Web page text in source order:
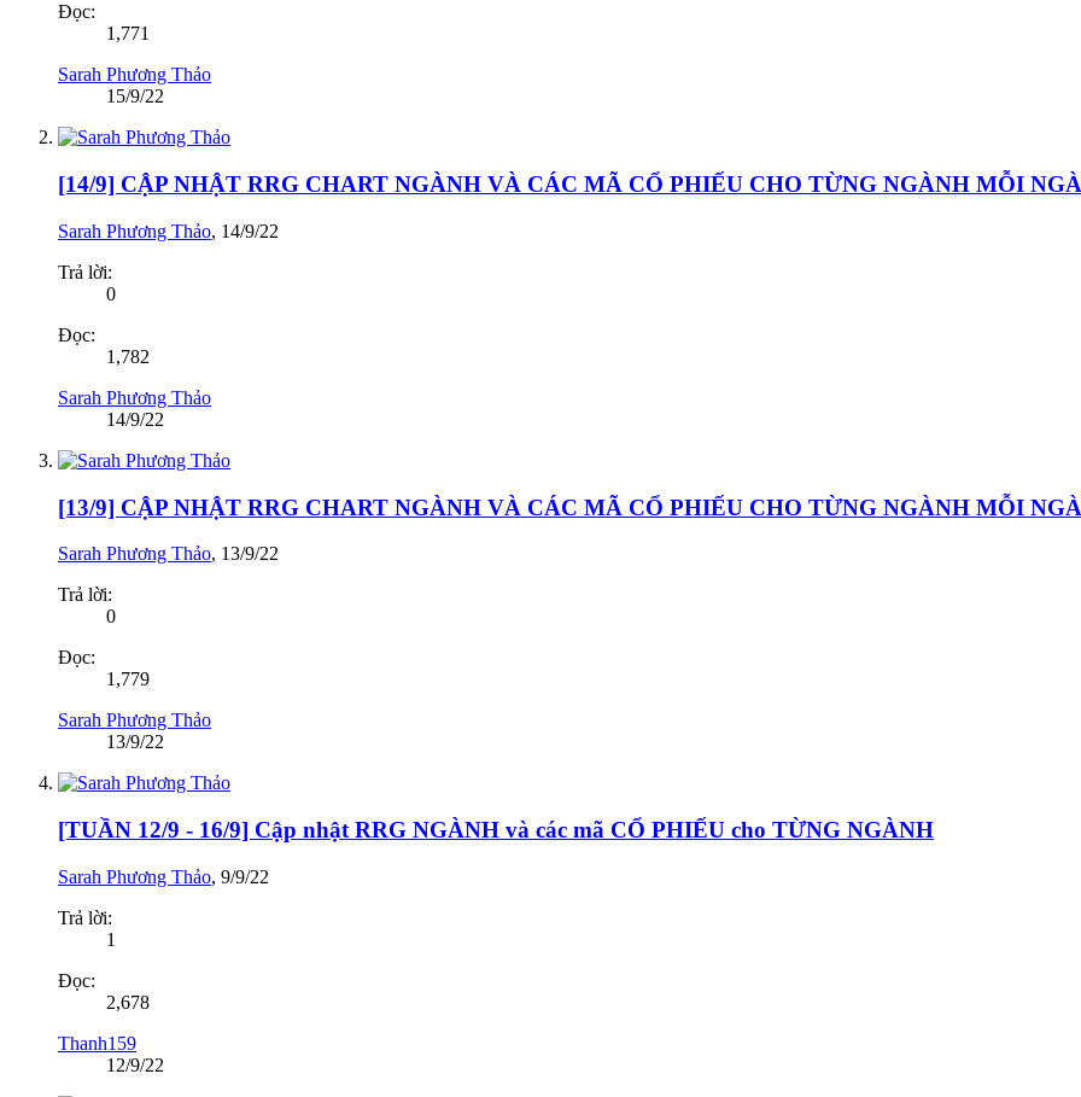
Đọc:
1,771
Sarah Phương Thảo
15/9/22
[14/9] CẬP NHẬT RRG CHART NGÀNH VÀ CÁC MÃ CỔ PHIẾU CHO TỪNG NGÀNH MỖI
Sarah Phương Thảo, 14/9/22
Trả lời:
0
Đọc:
1,782
Sarah Phương Thảo
14/9/22
[13/9] CẬP NHẬT RRG CHART NGÀNH VÀ CÁC MÃ CỔ PHIẾU CHO TỪNG NGÀNH MỖI
Sarah Phương Thảo, 13/9/22
Trả lời:
0
Đọc:
1,779
Sarah Phương Thảo
13/9/22
[TUẦN 12/9 - 16/9] Cập nhật RRG NGÀNH và các mã CỔ PHIẾU cho TỪNG NGÀNH
Sarah Phương Thảo, 9/9/22
Trả lời:
1
Đọc:
2,678
Thanh159
12/9/22